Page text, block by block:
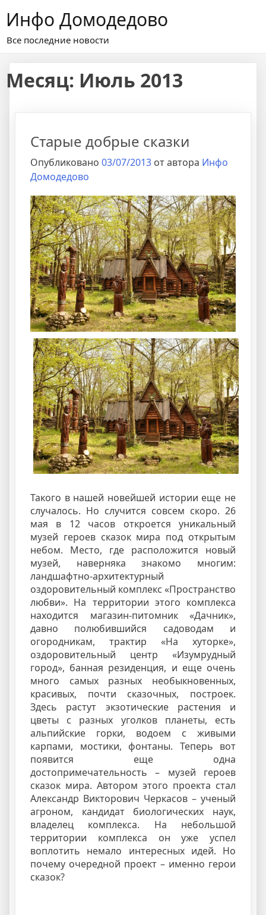
содержимому
Инфо Домодедово
Все последние новости
Месяц: Июль 2013
Старые добрые сказки
Опубликовано 03/07/2013 от автора Инфо
Домодедово
Такого в нашей новейшей истории еще не
случалось. Но случится совсем скоро. 26
мая в 12 часов откроется уникальный
музей героев сказок мира под открытым
небом. Место, где расположится новый
музей, наверняка знакомо многим:
ландшафтно-архитектурный
оздоровительный комплекс «Пространство
любви». На территории этого комплекса
находится магазин-питомник «Дачник»,
давно полюбившийся садоводам и
огородникам, трактир «На хуторке»,
оздоровительный центр «Изумрудный
город», банная резиденция, и еще очень
много самых разных необыкновенных,
красивых, почти сказочных, построек.
Здесь растут экзотические растения и
цветы с разных уголков планеты, есть
альпийские горки, водоем с живыми
карпами, мостики, фонтаны. Теперь вот
появится еще одна
достопримечательность – музей героев
сказок мира. Автором этого проекта стал
Александр Викторович Черкасов – ученый
агроном, кандидат биологических наук,
владелец комплекса. На небольшой
территории комплекса он уже успел
воплотить немало интересных идей. Но
почему очередной проект – именно герои
сказок?